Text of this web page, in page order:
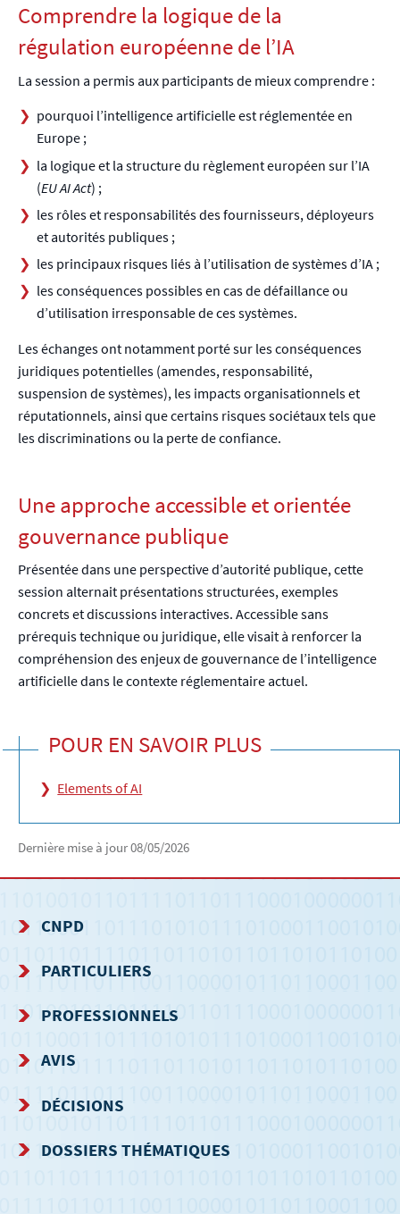
Comprendre la logique de la
régulation européenne de l’IA
La session a permis aux participants de mieux comprendre :
pourquoi l’intelligence artificielle est réglementée en
Europe ;
la logique et la structure du règlement européen sur l’IA
(EU AI Act) ;
les rôles et responsabilités des fournisseurs, déployeurs
et autorités publiques ;
les principaux risques liés à l’utilisation de systèmes d’IA ;
les conséquences possibles en cas de défaillance ou
d’utilisation irresponsable de ces systèmes.
Les échanges ont notamment porté sur les conséquences
juridiques potentielles (amendes, responsabilité,
suspension de systèmes), les impacts organisationnels et
réputationnels, ainsi que certains risques sociétaux tels que
les discriminations ou la perte de confiance.
Une approche accessible et orientée
gouvernance publique
Présentée dans une perspective d’autorité publique, cette
session alternait présentations structurées, exemples
concrets et discussions interactives. Accessible sans
prérequis technique ou juridique, elle visait à renforcer la
compréhension des enjeux de gouvernance de l’intelligence
artificielle dans le contexte réglementaire actuel.
POUR EN SAVOIR PLUS
Elements of AI
Dernière mise à jour08/05/2026
MENU
DE
NAVIGATION
CNPD
PARTICULIERS
PROFESSIONNELS
AVIS
DÉCISIONS
DOSSIERS THÉMATIQUES